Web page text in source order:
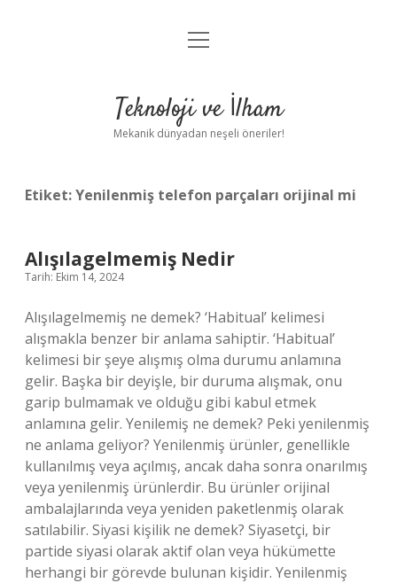
Anasayfa
Yasal Uyarı
menüyü
Teknoloji ve İlham
Mekanik dünyadan neşeli öneriler!
Etiket:Yenilenmiş telefon parçaları orijinal mi
Alışılagelmemiş Nedir
Tarih: Ekim 14, 2024
Alışılagelmemiş ne demek? ‘Habitual’ kelimesi
alışmakla benzer bir anlama sahiptir. ‘Habitual’
kelimesi bir şeye alışmış olma durumu anlamına
gelir. Başka bir deyişle, bir duruma alışmak, onu
garip bulmamak ve olduğu gibi kabul etmek
anlamına gelir. Yenilemiş ne demek? Peki yenilenmiş
ne anlama geliyor? Yenilenmiş ürünler, genellikle
kullanılmış veya açılmış, ancak daha sonra onarılmış
veya yenilenmiş ürünlerdir. Bu ürünler orijinal
ambalajlarında veya yeniden paketlenmiş olarak
satılabilir. Siyasi kişilik ne demek? Siyasetçi, bir
partide siyasi olarak aktif olan veya hükümette
herhangi bir görevde bulunan kişidir. Yenilenmiş